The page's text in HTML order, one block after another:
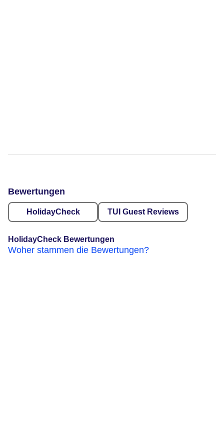
Bewertungen
HolidayCheck TUI Guest Reviews
HolidayCheck Bewertungen
Woher stammen die Bewertungen?